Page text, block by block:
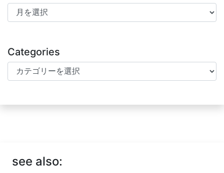
Archives
Categories
Categories
see also: